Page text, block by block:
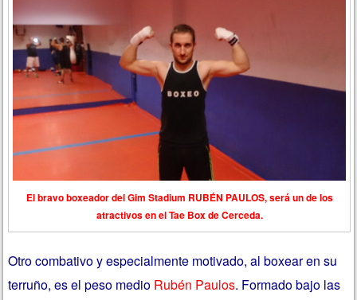
El bravo boxeador del Gim Stadium RUBÉN PAULOS, será un de los
atractivos en el Tae Box de Cerceda.
Otro combativo y especialmente motivado, al boxear en su
terruño, es el peso medio Rubén Paulos. Formado bajo las